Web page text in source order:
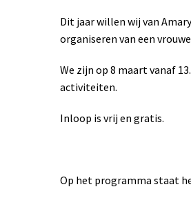
Dit jaar willen wij van
organiseren van een
We zijn op 8 maart vanaf
activiteiten.
Inloop is vrij en gratis.
Op het programma staat